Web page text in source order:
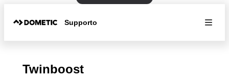
Supporto
Twinboost